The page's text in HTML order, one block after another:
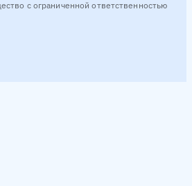
с ограниченной ответственностью